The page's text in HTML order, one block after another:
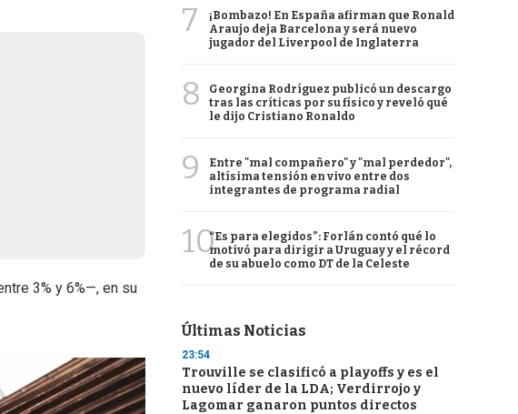
3% y 6%—, en su
7
¡Bombazo! En España afirman que Ronald
Araujo deja Barcelona y será nuevo
jugador del Liverpool de Inglaterra
8
Georgina Rodríguez publicó un descargo
tras las críticas por su físico y reveló qué
le dijo Cristiano Ronaldo
9
Entre "mal compañero" y "mal perdedor",
altísima tensión en vivo entre dos
integrantes de programa radial
10“Es para elegidos”: Forlán contó qué lo
motivó para dirigir a Uruguay y el récord
de su abuelo como DT de la Celeste
Últimas Noticias
23:54
Trouville se clasificó a playoffs y es el
nuevo líder de la LDA; Verdirrojo y
Lagomar ganaron puntos directos